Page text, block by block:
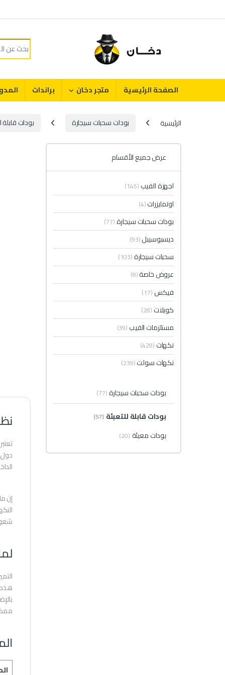
for:
الصفحة الرئيسية متجر دخان براندات
الرئيسية بودات سحبات سيجارة بودات قابلة
إن
هذه
عرض جميع الأقسام
اجهزة الفيب (145)
اوتمايزرات(4)
بودات سحبات سيجارة(77)
ديسبوسيبل(93)
سحبات سيجارة(103)
عروض خاصة(8)
فيكس (17)
كويلات (28)
مستلزمات الفيب (39)
نكهات (428)
نكهات سولت(239)
بودات سحبات سيجارة(77)
بودات قابلة للتعبئة (57)
بودات معبئة (20)